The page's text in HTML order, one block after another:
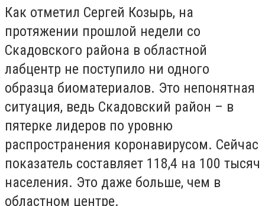
Как отметил Сергей Козырь, на
протяжении прошлой недели со
Скадовского района в областной
лабцентр не поступило ни одного
образца биоматериалов. Это непонятная
ситуация, ведь Скадовский район – в
пятерке лидеров по уровню
распространения коронавирусом. Сейчас
показатель составляет 118,4 на 100 тысяч
населения. Это даже больше, чем в
областном центре.